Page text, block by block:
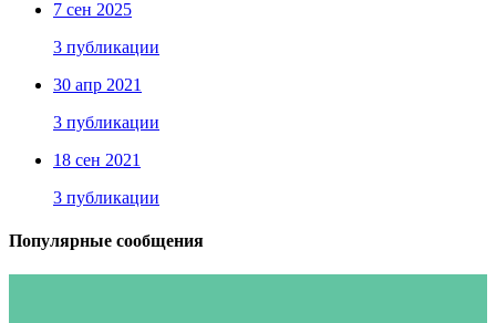
7 сен 2025
3 публикации
30 апр 2021
3 публикации
18 сен 2021
3 публикации
Популярные сообщения